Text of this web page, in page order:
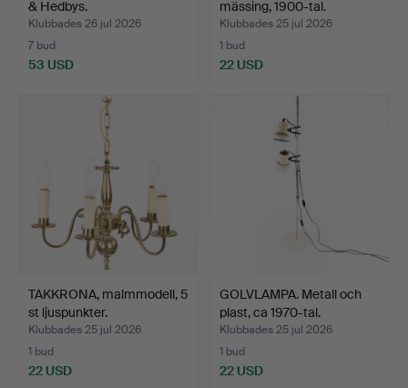
& Hedbys.
Klubbades 26 jul 2026
7 bud
53 USD
mässing, 1900-tal.
Klubbades 25 jul 2026
1 bud
22 USD
TAKKRONA, malmmodell, 5
st ljuspunkter.
Klubbades 25 jul 2026
1 bud
22 USD
GOLVLAMPA. Metall och
plast, ca 1970-tal.
Klubbades 25 jul 2026
1 bud
22 USD